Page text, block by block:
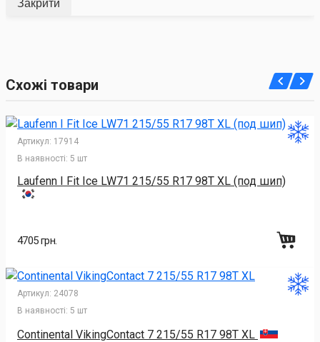
Закрити
Схожі товари
Артикул: 17914
В наявності: 5 шт
Laufenn I Fit Ice LW71 215/55 R17 98T XL (под шип)
4705 грн.
Артикул: 24078
В наявності: 5 шт
Continental VikingContact 7 215/55 R17 98T XL